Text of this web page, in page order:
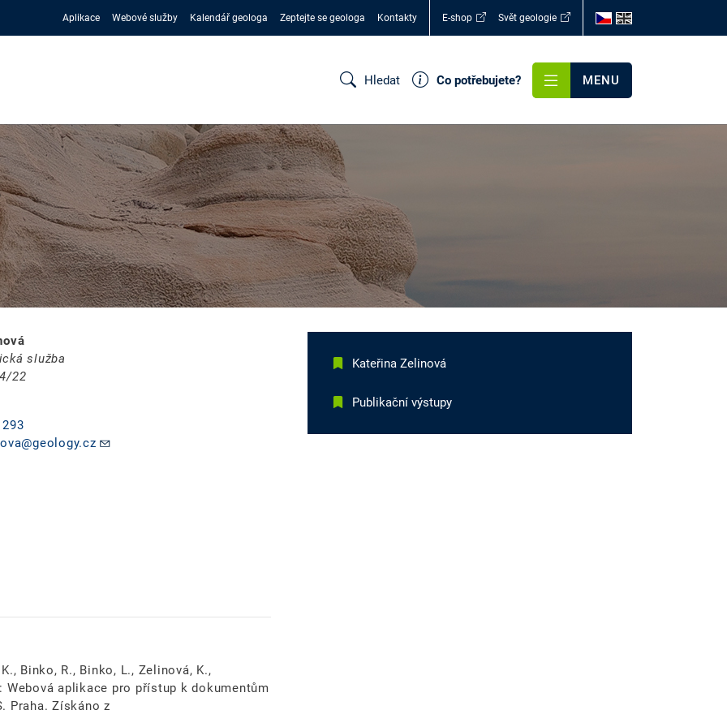
Aplikace Webové služby Kalendář geologa Zeptejte se geologa Kontakty E-shop Svět geologie
Hledat Co potřebujete? MENU
služba
22
Binko, R., Binko, L., Zelinová, K.,
Webová aplikace pro přístup k dokumentům
Praha. Získáno z
Kateřina Zelinová
Publikační výstupy